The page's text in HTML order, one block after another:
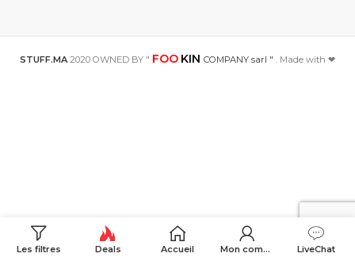
latérales
STUFF.MA 2020 OWNED BY " FOO KIN COMPANY sarl " . Made with ❤
Les filtres Deals Accueil Mon compte LiveChat